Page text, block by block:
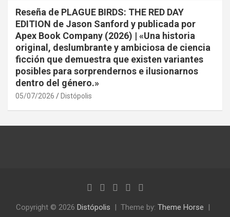
Reseña de PLAGUE BIRDS: THE RED DAY
EDITION de Jason Sanford y publicada por
Apex Book Company (2026) | «Una historia
original, deslumbrante y ambiciosa de ciencia
ficción que demuestra que existen variantes
posibles para sorprendernos e ilusionarnos
dentro del género.»
05/07/2026 Distópolis
Copyright © 2026 Distópolis Theme by: Theme Horse